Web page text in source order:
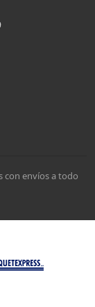
con envíos a todo